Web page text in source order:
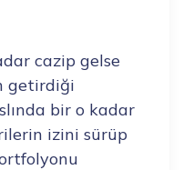
cazip gelse
getirdiği
bir o kadar
izini sürüp